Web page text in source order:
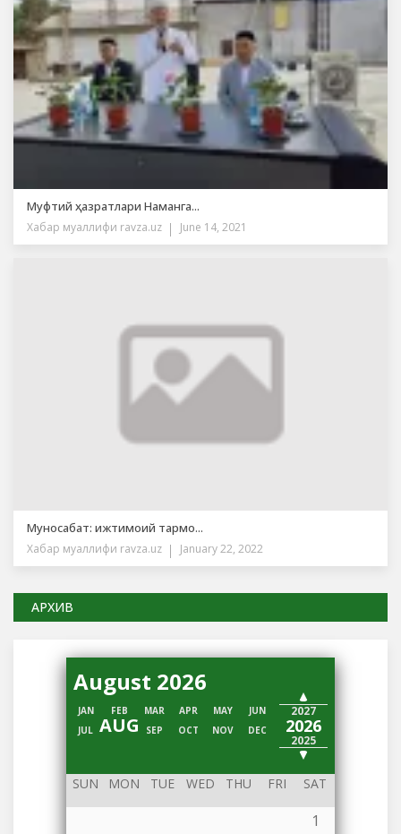
Муфтий ҳазратлари Наманга...
Хабар муаллифи ravza.uz June 14, 2021
Муносабат: ижтимоий тармо...
Хабар муаллифи ravza.uz January 22, 2022
АРХИВ
August 2026
2028
2027
2026
2025
2024
JAN FEB MAR APR MAY
JUN
JUL AUG SEP OCT NOV DEC
SUN MON TUE WED THU FRI SAT
1